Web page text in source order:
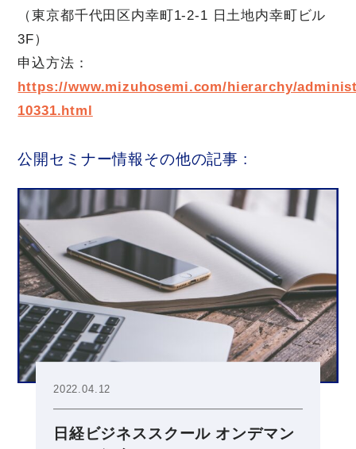
（東京都千代田区内幸町1-2-1 日土地内幸町ビル
3F）
申込方法：
https://www.mizuhosemi.com/hierarchy/
10331.html
公開セミナー情報その他の記事 :
2022.04.12
日経ビジネススクール オンデマン